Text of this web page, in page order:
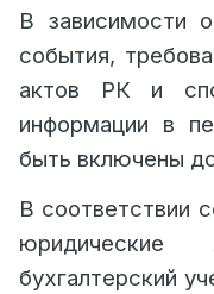
В зависимости
события,
актов РК и
информации в
быть включены
В соответствии
бухгалтерский